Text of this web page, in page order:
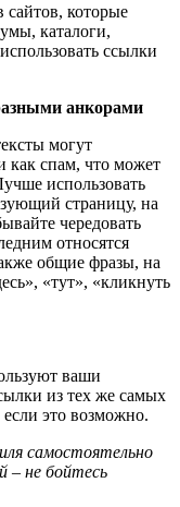
которые
каталоги,
ссылки
анкорами
могут
как спам, что может
использовать
страницу, на
чередовать
относятся
общие фразы, на
«тут», «кликнуть
ваши
из тех же самых
это возможно.
самостоятельно
– не бойтесь